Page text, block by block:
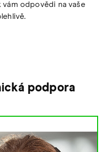
odpovědi na vaše
podpora